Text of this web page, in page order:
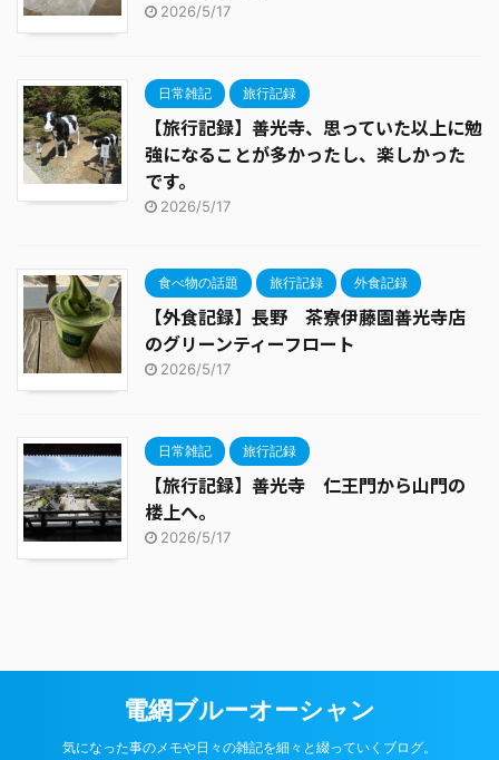
2026/5/17
日常雑記 旅行記録
【旅行記録】善光寺、思っていた以上に勉
強になることが多かったし、楽しかった
です。
2026/5/17
食べ物の話題 旅行記録 外食記録
【外食記録】長野 茶寮伊藤園善光寺店
のグリーンティーフロート
2026/5/17
日常雑記 旅行記録
【旅行記録】善光寺 仁王門から山門の
楼上へ。
2026/5/17
電網ブルーオーシャン
気になった事のメモや日々の雑記を細々と綴っていくブログ。